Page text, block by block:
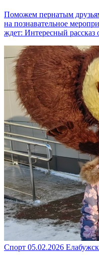
Поможем пернатым
на познавательное
ждет: Интересный
Спорт 05.02.2026